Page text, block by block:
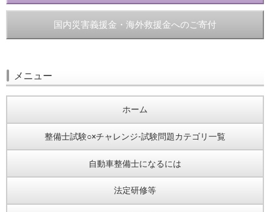
国内災害義援金・海外救援金へのご寄付
メニュー
ホーム
整備士試験○×チャレンジ-試験問題カテゴリ一覧
自動車整備士になるには
法定研修等